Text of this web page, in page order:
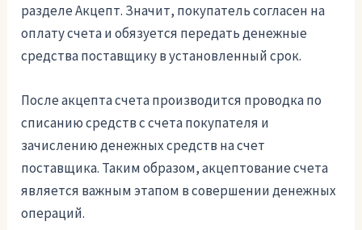
разделе Акцепт. Значит, покупатель согласен на
оплату счета и обязуется передать денежные
средства поставщику в установленный срок.
После акцепта счета производится проводка по
списанию средств с счета покупателя и
зачислению денежных средств на счет
поставщика. Таким образом, акцептование счета
является важным этапом в совершении денежных
операций.